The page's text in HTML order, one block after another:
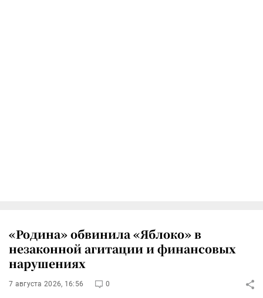
«Родина» обвинила «Яблоко» в
незаконной агитации и финансовых
нарушениях
7 августа 2026, 16:56 0